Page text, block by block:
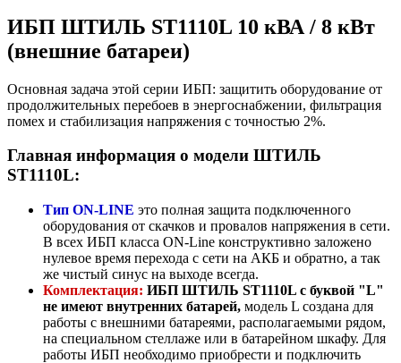
ИБП ШТИЛЬ ST1110L 10 кВА / 8 кВт
(внешние батареи)
Основная задача этой серии ИБП: защитить оборудование от
продолжительных перебоев в энергоснабжении, фильтрация
помех и стабилизация напряжения с точностью 2%.
Главная информация о модели ШТИЛЬ
ST1110L:
Тип ON-LINE это полная защита подключенного
оборудования от скачков и провалов напряжения в сети.
В всех ИБП класса ON-Line конструктивно заложено
нулевое время перехода с сети на АКБ и обратно, а так
же чистый синус на выходе всегда.
Комплектация: ИБП ШТИЛЬ ST1110L с буквой "L"
не имеют внутренних батарей, модель L создана для
работы с внешними батареями, располагаемыми рядом,
на специальном стеллаже или в батарейном шкафу. Для
работы ИБП необходимо приобрести и подключить